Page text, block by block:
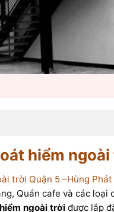
hiểm ngoài
trời Quận 5 –Hùng Phát
Quán cafe và các
ngoài trời được lắp